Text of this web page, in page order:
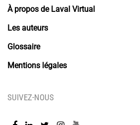
À propos de Laval Virtual
Les auteurs
Glossaire
Mentions légales
SUIVEZ-NOUS